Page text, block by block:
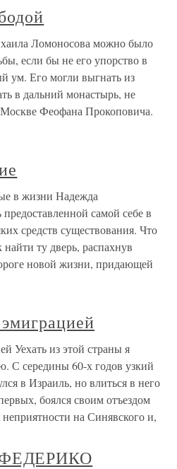
Ломоносова можно было
если бы не его упорство в
ум. Его могли выгнать из
в дальний монастырь, не
Феофана Прокоповича.
в жизни Надежда
самой себе в
средств существования. Что
ту дверь, распахнув
новой жизни, придающей
Уехать из этой страны я
С середины 60-х годов узкий
в Израиль, но влиться в него
боялся своим отъездом
на Синявского и,